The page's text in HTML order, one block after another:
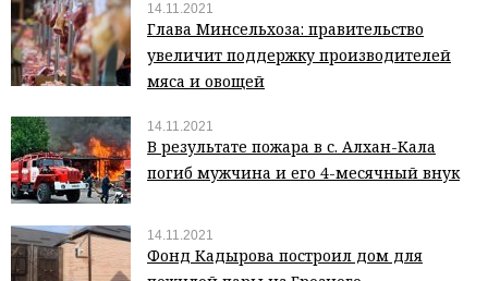
14.11.2021
Глава Минсельхоза: правительство
увеличит поддержку производителей
мяса и овощей
14.11.2021
В результате пожара в с. Алхан-Кала
погиб мужчина и его 4-месячный внук
14.11.2021
Фонд Кадырова построил дом для